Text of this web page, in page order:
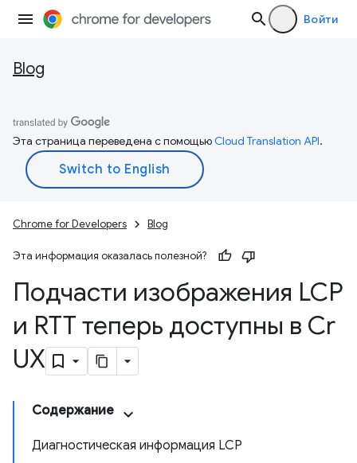
Войти
Blog
Эта страница переведена с помощьюCloud Translation API.
Chrome for Developers Blog
Эта информация оказалась полезной?
Подчасти изображения LCP
и RTT теперь доступны в Cr
UX
Содержание
Диагностическая информация LCP